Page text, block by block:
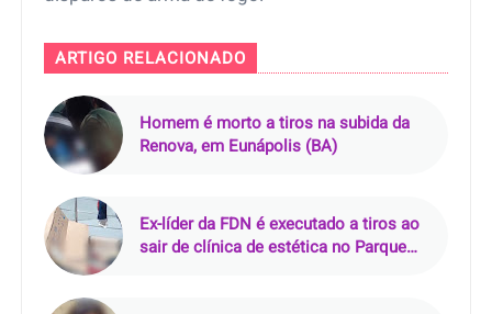
ARTIGO RELACIONADO
Homem é morto a tiros na subida da
Renova, em Eunápolis (BA)
Ex-líder da FDN é executado a tiros ao
sair de clínica de estética no Parque